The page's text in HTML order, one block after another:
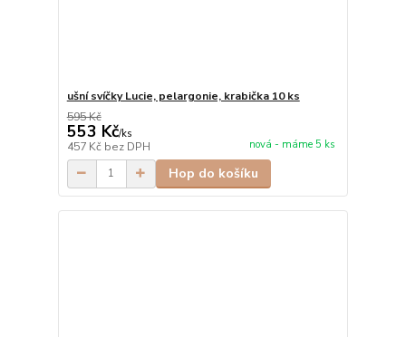
ušní svíčky Lucie, pelargonie, krabička 10 ks
595 Kč
553 Kč/ks
457 Kč bez DPH nová - máme 5 ks
Hop do košíku